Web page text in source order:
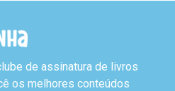
de assinatura de livros
os melhores conteúdos